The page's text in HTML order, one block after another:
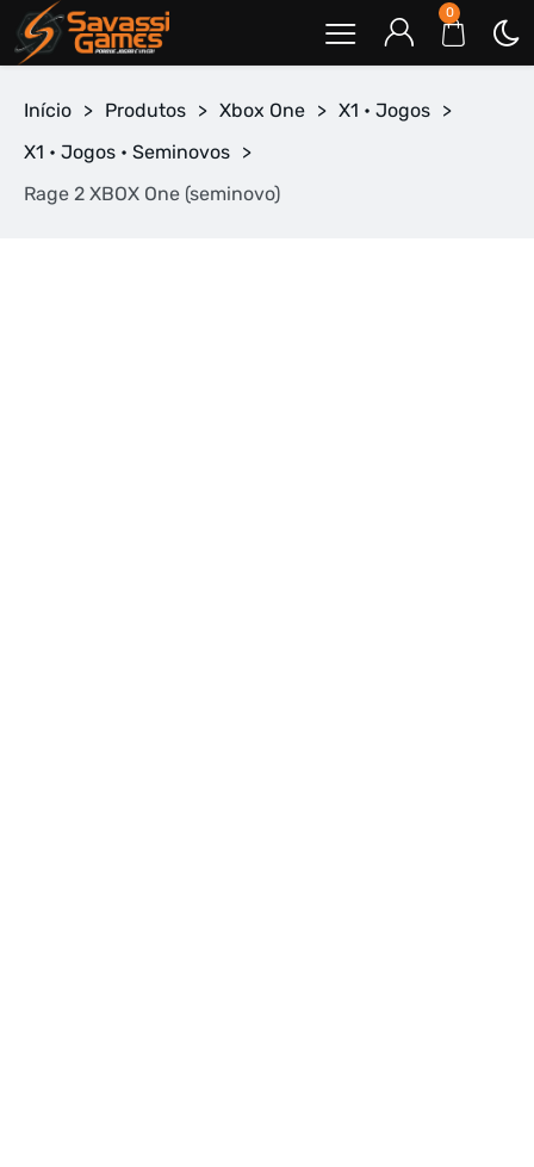
0
Início > Produtos > Xbox One > X1 • Jogos >
X1 • Jogos • Seminovos >
Rage 2 XBOX One (seminovo)